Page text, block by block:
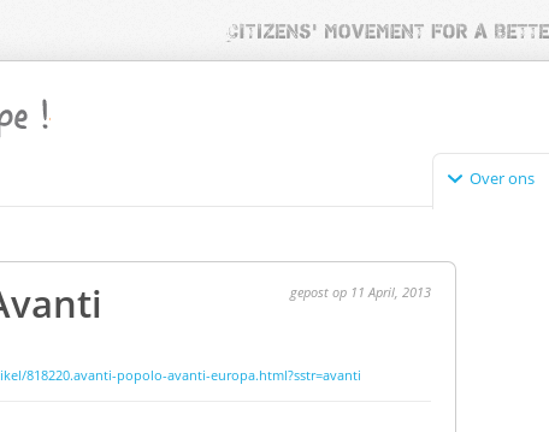
Over ons
gepost op 11 April, 2013
818220.avanti-popolo-avanti-europa.html?sstr=avanti